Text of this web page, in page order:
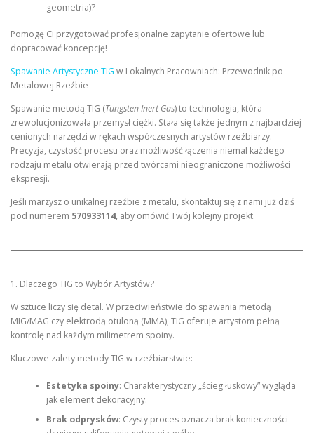
geometria)?
Pomogę Ci przygotować profesjonalne zapytanie ofertowe lub
dopracować koncepcję!
Spawanie Artystyczne TIG w Lokalnych Pracowniach: Przewodnik po
Metalowej Rzeźbie
Spawanie metodą TIG (Tungsten Inert Gas) to technologia, która
zrewolucjonizowała przemysł ciężki. Stała się także jednym z najbardziej
cenionych narzędzi w rękach współczesnych artystów rzeźbiarzy.
Precyzja, czystość procesu oraz możliwość łączenia niemal każdego
rodzaju metalu otwierają przed twórcami nieograniczone możliwości
ekspresji.
Jeśli marzysz o unikalnej rzeźbie z metalu, skontaktuj się z nami już dziś
pod numerem 570933114, aby omówić Twój kolejny projekt.
1. Dlaczego TIG to Wybór Artystów?
W sztuce liczy się detal. W przeciwieństwie do spawania metodą
MIG/MAG czy elektrodą otuloną (MMA), TIG oferuje artystom pełną
kontrolę nad każdym milimetrem spoiny.
Kluczowe zalety metody TIG w rzeźbiarstwie:
Estetyka spoiny: Charakterystyczny „ścieg łuskowy” wygląda
jak element dekoracyjny.
Brak odprysków: Czysty proces oznacza brak konieczności